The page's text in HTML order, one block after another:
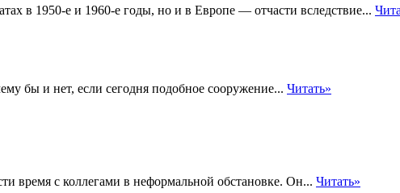
в 1950-е и 1960-е годы, но и в Европе — отчасти вследствие...
бы и нет, если сегодня подобное сооружение... Читать»
время с коллегами в неформальной обстановке. Он... Читать»